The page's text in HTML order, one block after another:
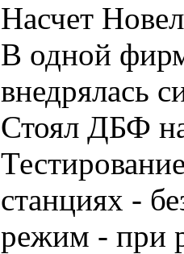
Насчет
В одной
внедрялась
Стоял ДБФ
станциях -
режим - при